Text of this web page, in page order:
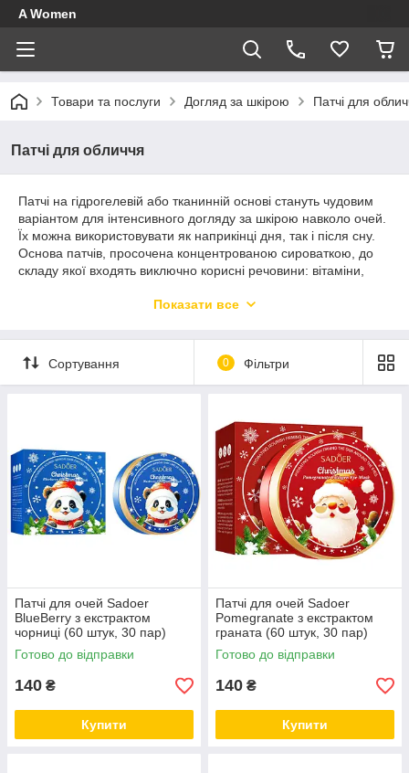
A Women
Товари та послуги Догляд за шкірою Патчі для
Патчі для обличчя
Патчі на гідрогелевій або тканинній основі стануть чудовим
варіантом для інтенсивного догляду за шкірою навколо очей.
Їх можна використовувати як наприкінці дня, так і після сну.
Основа патчів, просочена концентрованою сироваткою, до
складу якої входять виключно корисні речовини: вітаміни,
очима, робить погляд вираженим. Гідрогелеві або тканинні
патчі, у складі яких містяться антиоксиданти або нікотинамід,
Показати все
Сортування 0 Фільтри
Патчі для очей Sadoer
BlueBerry з екстрактом
чорниці (60 штук, 30 пар)
NEW!
Готово до відправки
140 ₴
Купити
Патчі для очей Sadoer
Pomegranate з екстрактом
граната (60 штук, 30 пар)
NEW!
Готово до відправки
140 ₴
Купити